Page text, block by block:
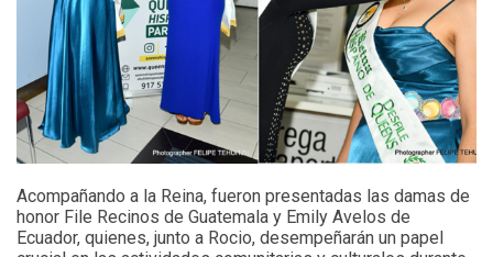
Acompañando a la Reina, fueron presentadas las damas de
honor File Recinos de Guatemala y Emily Avelos de
Ecuador, quienes, junto a Rocio, desempeñarán un papel